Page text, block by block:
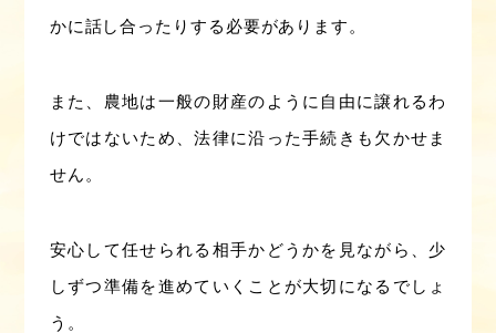
かに話し合ったりする必要があります。
また、農地は一般の財産のように自由に譲れるわ
けではないため、法律に沿った手続きも欠かせま
せん。
安心して任せられる相手かどうかを見ながら、少
しずつ準備を進めていくことが大切になるでしょ
う。